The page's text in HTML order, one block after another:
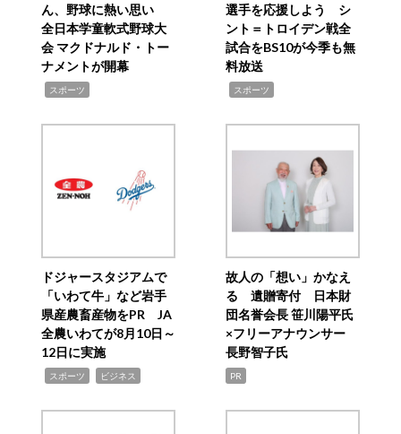
ん、野球に熱い思い
全日本学童軟式野球大
会 マクドナルド・トー
ナメントが開幕
スポーツ
選手を応援しよう シ
ント＝トロイデン戦全
試合をBS10が今季も無
料放送
スポーツ
ドジャースタジアムで
「いわて牛」など岩手
県産農畜産物をPR JA
全農いわてが8月10日～
12日に実施
スポーツ ビジネス
故人の「想い」かなえ
る 遺贈寄付 日本財
団名誉会長 笹川陽平氏
×フリーアナウンサー
長野智子氏
PR